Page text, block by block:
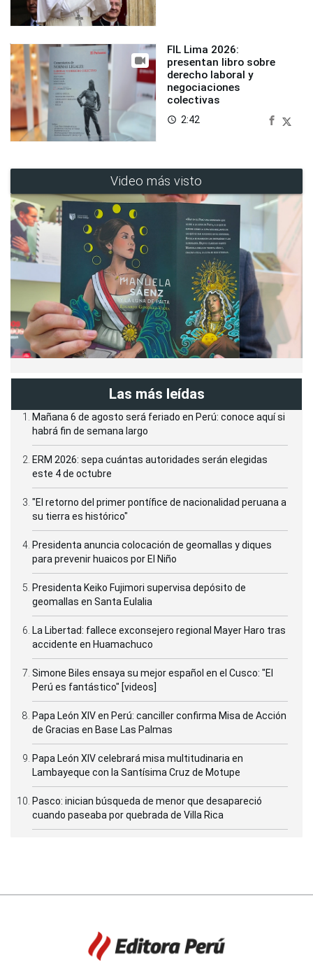
FIL Lima 2026:
presentan libro sobre
derecho laboral y
negociaciones
colectivas
access_time 2:42
Video más visto
Las más leídas
Mañana 6 de agosto será feriado en Perú: conoce aquí si
habrá fin de semana largo
ERM 2026: sepa cuántas autoridades serán elegidas
este 4 de octubre
"El retorno del primer pontífice de nacionalidad peruana a
su tierra es histórico"
Presidenta anuncia colocación de geomallas y diques
para prevenir huaicos por El Niño
Presidenta Keiko Fujimori supervisa depósito de
geomallas en Santa Eulalia
La Libertad: fallece exconsejero regional Mayer Haro tras
accidente en Huamachuco
Simone Biles ensaya su mejor español en el Cusco: "El
Perú es fantástico" [videos]
Papa León XIV en Perú: canciller confirma Misa de Acción
de Gracias en Base Las Palmas
Papa León XIV celebrará misa multitudinaria en
Lambayeque con la Santísima Cruz de Motupe
Pasco: inician búsqueda de menor que desapareció
cuando paseaba por quebrada de Villa Rica